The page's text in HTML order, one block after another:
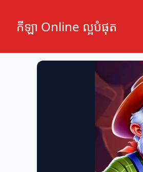
កីឡា Online ល្អបំផុត